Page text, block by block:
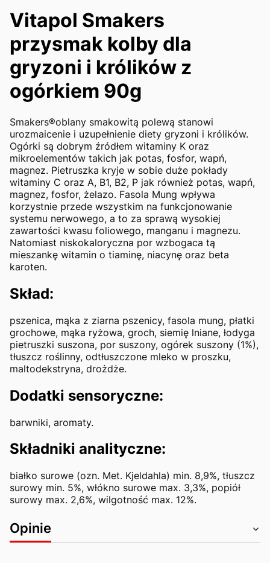
Vitapol Smakers
przysmak kolby dla
gryzoni i królików z
ogórkiem 90g
Smakers®oblany smakowitą polewą stanowi
urozmaicenie i uzupełnienie diety gryzoni i królików.
Ogórki są dobrym źródłem witaminy K oraz
mikroelementów takich jak potas, fosfor, wapń,
magnez. Pietruszka kryje w sobie duże pokłady
witaminy C oraz A, B1, B2, P jak również potas, wapń,
magnez, fosfor, żelazo. Fasola Mung wpływa
korzystnie przede wszystkim na funkcjonowanie
systemu nerwowego, a to za sprawą wysokiej
zawartości kwasu foliowego, manganu i magnezu.
Natomiast niskokaloryczna por wzbogaca tą
mieszankę witamin o tiaminę, niacynę oraz beta
karoten.
Skład:
pszenica, mąka z ziarna pszenicy, fasola mung, płatki
grochowe, mąka ryżowa, groch, siemię lniane, łodyga
pietruszki suszona, por suszony, ogórek suszony (1%),
tłuszcz roślinny, odtłuszczone mleko w proszku,
maltodekstryna, drożdże.
Dodatki sensoryczne:
barwniki, aromaty.
Składniki analityczne:
białko surowe (ozn. Met. Kjeldahla) min. 8,9%, tłuszcz
surowy min. 5%, włókno surowe max. 3,3%, popiół
surowy max. 2,6%, wilgotność max. 12%.
Opinie